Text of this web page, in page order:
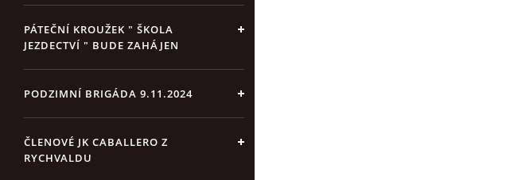
PÁTEČNÍ KROUŽEK " ŠKOLA
JEZDECTVÍ " BUDE ZAHÁJEN
PODZIMNÍ BRIGÁDA 9.11.2024
ČLENOVÉ JK CABALLERO Z
RYCHVALDU